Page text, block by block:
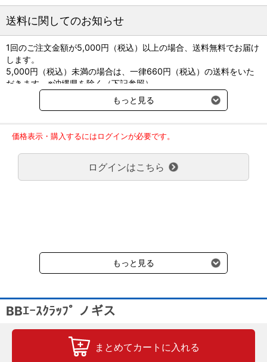
※国外からの取り寄せのためお時間をいただく場合がございま
す。
医療機器許認可番号は製造付属の添付文書を参照下さい。
長くご愛用いただくために。
専用のメンテナンスオイル「ステリリットi」の商品ページでは、
メンテナンス方法をご案内しております。
正しいメンテナンスは、破損、変色、錆びなどの予防につながり
メンテナンス用オイル ステリリットｉの商品ページはこちら
送料に関してのお知らせ
1回のご注文金額が5,000円（税込）以上の場合、送料無料でお届け
します。
5,000円（税込）未満の場合は、一律660円（税込）の送料をいた
だきます。※沖縄県を除く（下記参照）
※2017年11月14日（火）より沖縄県へのお届けにつきましては、1
回のご注文金額（税込）が、30,000円以上で配送無料となります。
ご了承のほどよろしくお願い致します。
弊社都合でお届けが２回以上に分かれる場合の送料負担は、１回分
のみで新たな送料は発生しません。
大型商品送料が必要な商品をご注文の場合は、大型商品送料のみご
負担頂きます。
受けます。
もっと見る
価格表示・購入するにはログインが必要です。
ログインはこちら
もっと見る
BBｴｰｽｸﾗｯﾌﾟ ノギス
まとめてカートに入れる